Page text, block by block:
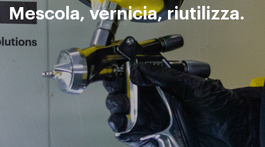
Mescola, vernicia, riutilizza.